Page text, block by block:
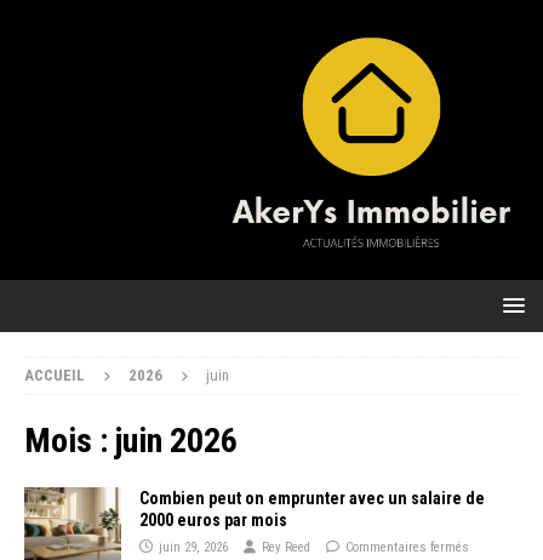
ACCUEIL 2026 juin
Mois : juin 2026
Combien peut on emprunter avec un salaire de
2000 euros par mois
juin 29, 2026 Rey Reed Commentaires fermés